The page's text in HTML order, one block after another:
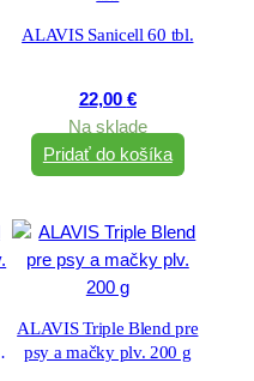
ALAVIS Sanicell 60 tbl.
22,00 €
Na sklade
Pridať do košíka
ALAVIS Triple Blend pre
psy a mačky plv. 200 g